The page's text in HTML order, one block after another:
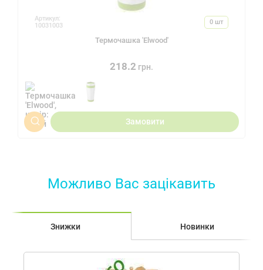
Артикул:
10031003
0шт
Термочашка 'Elwood'
218.2 грн.
Замовити
Можливо Вас зацiкавить
Знижки Новинки